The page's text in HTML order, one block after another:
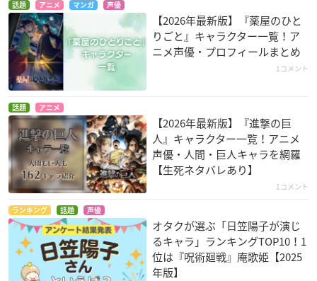
PSYCHO-PASS サイ
コパス 3
小宮カリナ
ゾイドワイルド ZER
ジョー・アイセル
ファンタシースター
オンライン2 エピソ
ード・オラクル
エコー
ノー・ガンズ・ライ
フ
オリビエ・ファンデ
ベルメ
異世界チート魔術師
グラミ
話題 アニメ マンガ 声優
【2026年最新版】『薬屋のひと
りごと』キャラクター一覧！ア
ニメ声優・プロフィールまとめ
1コメント
話題 アニメ
【2026年最新版】『進撃の巨
人』キャラクター一覧！アニメ
声優・人間・巨人キャラを網羅
【生死ネタバレあり】
1コメント
ランキング 話題 声優
オタクが選ぶ「日笠陽子が演じ
るキャラ」ランキングTOP10！1
位は『呪術廻戦』庵歌姫【2025
年版】